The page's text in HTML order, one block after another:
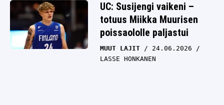
UC: Susijengi vaikeni –
totuus Miikka Muurisen
poissaololle paljastui
MUUT LAJIT
24.06.2026
LASSE HONKANEN